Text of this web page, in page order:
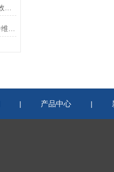
| 产品中心 |